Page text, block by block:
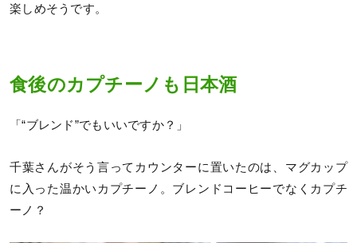
楽しめそうです。
食後のカプチーノも日本酒
「“ブレンド”でもいいですか？」
千葉さんがそう言ってカウンターに置いたのは、マグカップ
に入った温かいカプチーノ。ブレンドコーヒーでなくカプチ
ーノ？